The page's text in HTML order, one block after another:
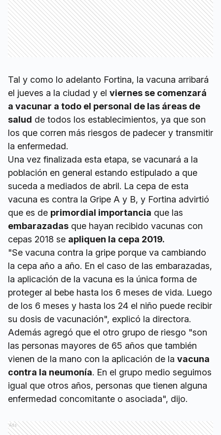
Tal y como lo adelanto Fortina, la vacuna arribará
el jueves a la ciudad y el viernes se comenzará
a vacunar a todo el personal de las áreas de
salud de todos los establecimientos, ya que son
los que corren más riesgos de padecer y transmitir
la enfermedad.
Una vez finalizada esta etapa, se vacunará a la
población en general estando estipulado a que
suceda a mediados de abril. La cepa de esta
vacuna es contra la Gripe A y B, y Fortina advirtió
que es de primordial importancia que las
embarazadas que hayan recibido vacunas con
cepas 2018 se apliquen la cepa 2019.
"Se vacuna contra la gripe porque va cambiando
la cepa año a año. En el caso de las embarazadas,
la aplicación de la vacuna es la única forma de
proteger al bebe hasta los 6 meses de vida. Luego
de los 6 meses y hasta los 24 el niño puede recibir
su dosis de vacunación", explicó la directora.
Además agregó que el otro grupo de riesgo "son
las personas mayores de 65 años que también
vienen de la mano con la aplicación de la vacuna
contra la neumonía. En el grupo medio seguimos
igual que otros años, personas que tienen alguna
enfermedad concomitante o asociada", dijo.
Ads